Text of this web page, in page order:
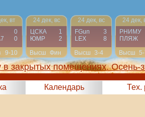
вт
0
0
9-10
24 дек, вс
ЦСКА
1
ЮМР
2
Высш Фин
24 дек, вс
FGun
3
LEX
8
Высш 3-4
24 дек,
РНИМУ
ПЛЯЖ
Высш
закрытых помещениях. Осень-
Календарь Тех.